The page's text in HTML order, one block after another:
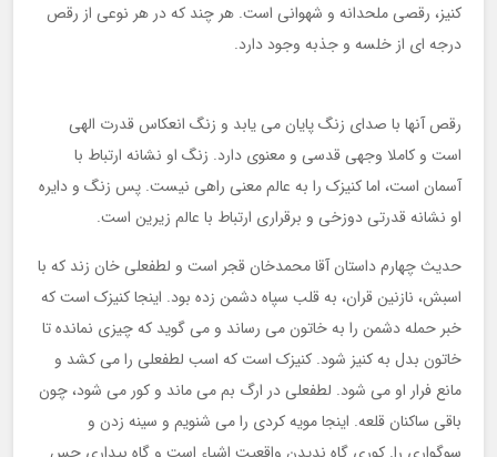
کنیز، رقصی ملحدانه و شهوانی است. هر چند که در هر نوعی از رقص
درجه ای از خلسه و جذبه وجود دارد.
رقص آنها با صدای زنگ پایان می یابد و زنگ انعکاس قدرت الهی
است و کاملا وجهی قدسی و معنوی دارد. زنگ او نشانه ارتباط با
آسمان است، اما کنیزک را به عالم معنی راهی نیست. پس زنگ و دایره
او نشانه قدرتی دوزخی و برقراری ارتباط با عالم زیرین است.
حدیث چهارم داستان آقا محمدخان قجر است و لطفعلی خان زند که با
اسبش، نازنین قران، به قلب سپاه دشمن زده بود. اینجا کنیزک است که
خبر حمله دشمن را به خاتون می رساند و می گوید که چیزی نمانده تا
خاتون بدل به کنیز شود. کنیزک است که اسب لطفعلی را می کشد و
مانع فرار او می شود. لطفعلی در ارگ بم می ماند و کور می شود، چون
باقی ساکنان قلعه. اینجا مویه کردی را می شنویم و سینه زدن و